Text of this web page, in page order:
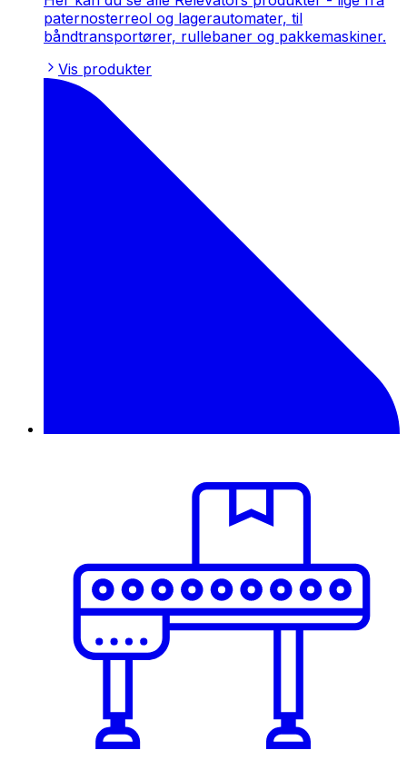
paternosterreol og lagerautomater, til
båndtransportører, rullebaner og pakkemaskiner.
Vis produkter